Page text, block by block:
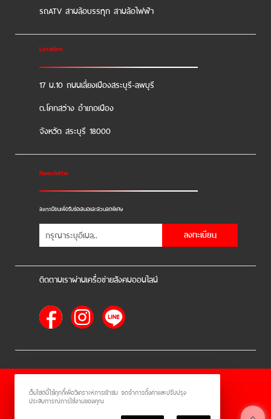
รถATV สามล้อบรรทุก สามล้อไฟฟ้า
Location
17 ม.10 ถนนเลี่ยงเมืองสระบุรี-ลพบุรี
ต.โคกสว่าง อำเภอเมือง
จังหวัด สระบุรี 18000
Newsletter
ลงทะเบียนเพื่อรับข้อเสนอและส่วนลดพิเศษ
ลงทะเบียน
ติดตามเราผ่านเครื่อข่ายสังคมออนไลน์
ร้านค้าออนไลน์
และขายของออนไลน์โดย
เว็บไซต์นี้ใช้คุกกี้เพื่อวิเคราะห์การเข้าชม จดจำการตั้งค่าและปรับปรุง
ประสบการณ์การใช้งานของคุณ